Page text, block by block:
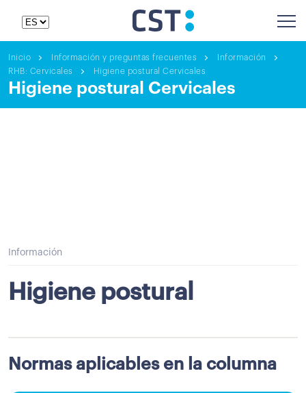
Inicio Información y preguntas frecuentes
Información
RHB: Cervicales
Higiene postural Cervicales
Higiene postural Cervicales
Información
Higiene postural
Normas aplicables en la columna